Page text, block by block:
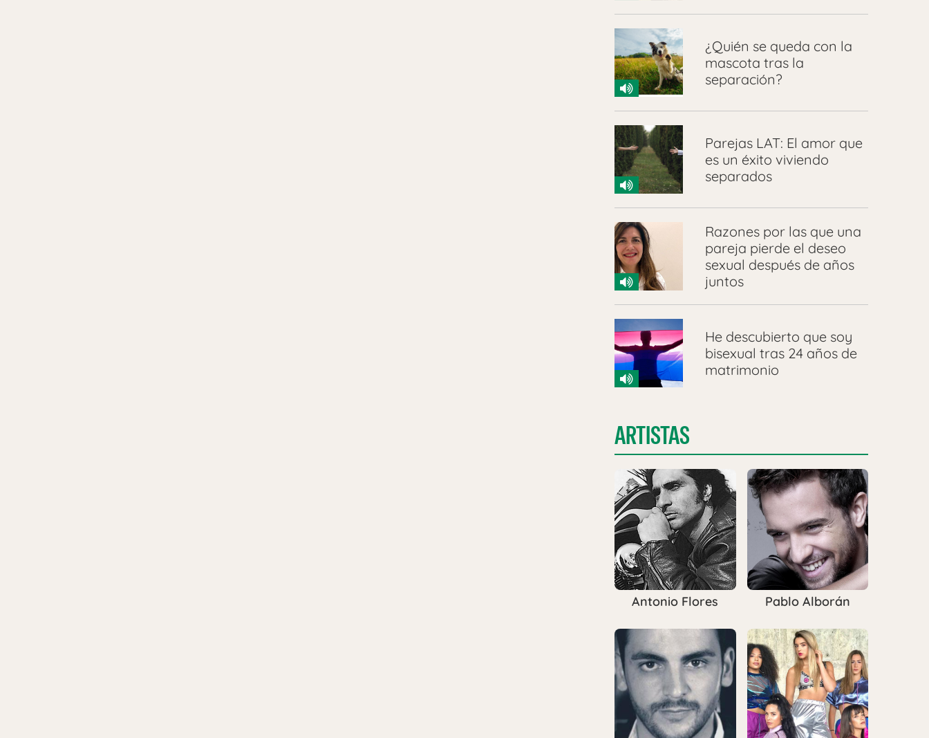
¿Quién se queda con la
mascota tras la
separación?
Parejas LAT: El amor que
es un éxito viviendo
separados
Razones por las que una
pareja pierde el deseo
sexual después de años
juntos
He descubierto que soy
bisexual tras 24 años de
matrimonio
ARTISTAS
Antonio Flores Pablo Alborán